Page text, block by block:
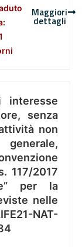
Maggiori
dettagli
interesse
senza
non
117/2017
per la
nelle
NAT-